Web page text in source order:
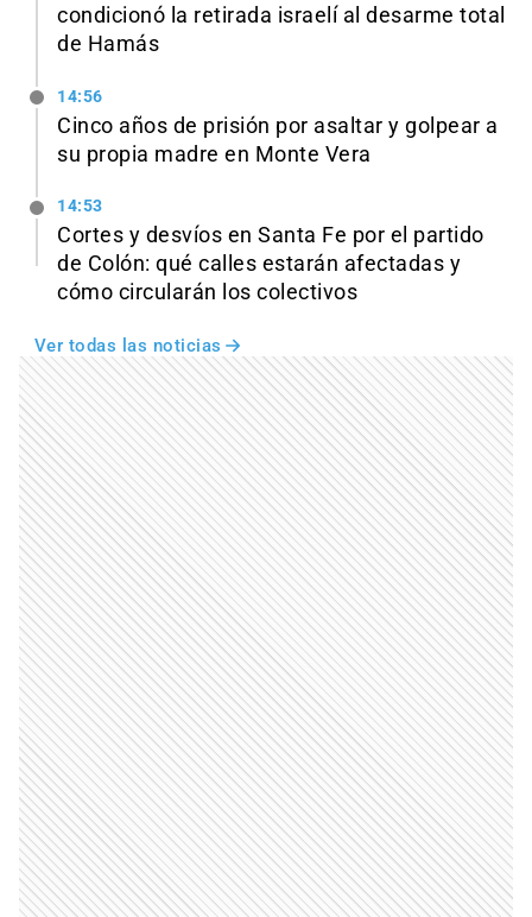
condicionó la retirada israelí al desarme total
de Hamás
14:56
Cinco años de prisión por asaltar y golpear a
su propia madre en Monte Vera
14:53
Cortes y desvíos en Santa Fe por el partido
de Colón: qué calles estarán afectadas y
cómo circularán los colectivos
Ver todas las noticias